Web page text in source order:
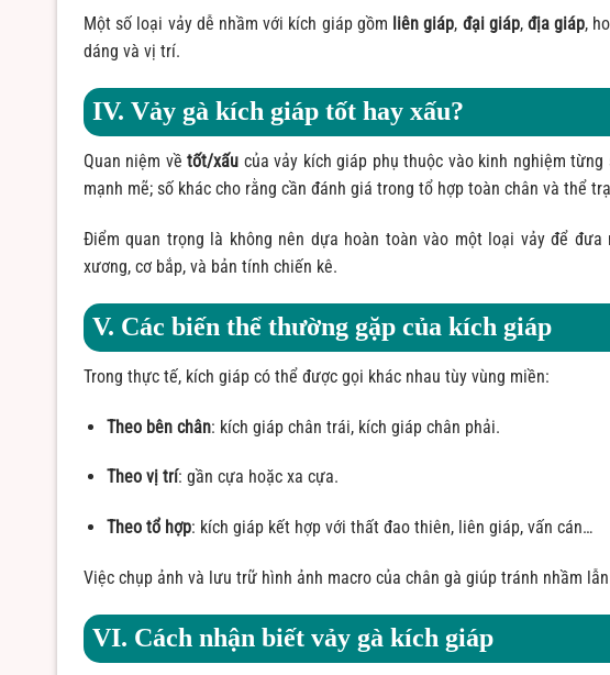
Một số loại vảy dễ nhầm với kích giáp gồm liên giáp, đại giáp, địa giáp,
dáng và vị trí.
IV. Vảy gà kích giáp tốt hay xấu?
Quan niệm vềtốt/xấu của vảy kích giáp phụ thuộc vào kinh nghiệm
mạnh mẽ; số khác cho rằng cần đánh giá trong tổ hợp toàn chân và thể
Điểm quan trọng là không nên dựa hoàn toàn vào một loại vảy để
xương, cơ bắp, và bản tính chiến kê.
V. Các biến thể thường gặp của kích giáp
Trong thực tế, kích giáp có thể được gọi khác nhau tùy vùng miền:
Theo bên chân: kích giáp chân trái, kích giáp chân phải.
Theo vị trí: gần cựa hoặc xa cựa.
Theo tổ hợp: kích giáp kết hợp với thất đao thiên, liên giáp, vấn cán…
Việc chụp ảnh và lưu trữ hình ảnh macro của chân gà giúp tránh nhầm
VI. Cách nhận biết vảy gà kích giáp